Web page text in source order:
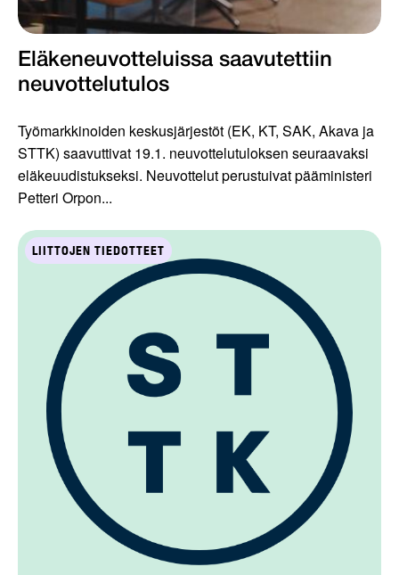
Eläkeneuvotteluissa saavutettiin
neuvottelutulos
Työmarkkinoiden keskusjärjestöt (EK, KT, SAK, Akava ja
STTK) saavuttivat 19.1. neuvottelutuloksen seuraavaksi
eläkeuudistukseksi. Neuvottelut perustuivat pääministeri
Petteri Orpon...
LIITTOJEN TIEDOTTEET